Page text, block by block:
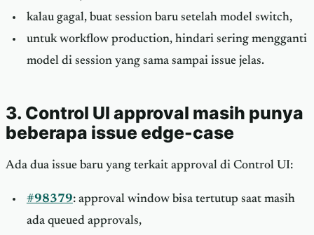
kalau gagal, buat session baru setelah model switch,
untuk workflow production, hindari sering mengganti
model di session yang sama sampai issue jelas.
3. Control UI approval masih punya
beberapa issue edge-case
Ada dua issue baru yang terkait approval di Control UI:
#98379: approval window bisa tertutup saat masih
ada queued approvals,